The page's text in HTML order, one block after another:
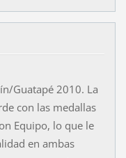
Guatapé 2010. La
con las medallas
Equipo, lo que le
en ambas